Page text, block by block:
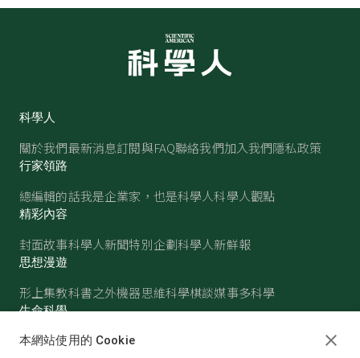
科學人
關於我們最新消息訂閱與FAQ聯絡我們加入我們隱私政策
行家領路
總編輯的話我是企業家，也是科學人科學人觀點
精彩內容
封面故事科學人新聞特別企劃科學人新鮮報
思想漫遊
形上集教科書之外機器思維科學棋談媒事多科學
生命科學
醫學古生物心理學生態學
本網站使用的 Cookie